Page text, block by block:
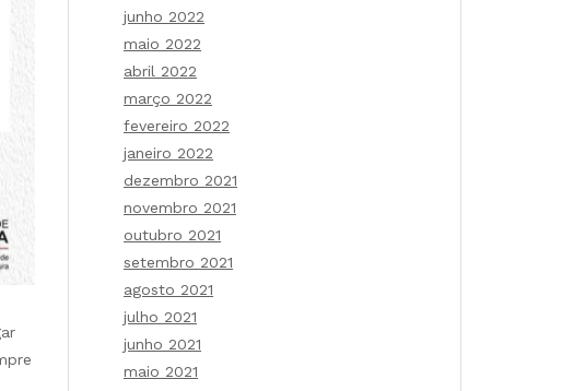
junho 2022
maio 2022
abril 2022
março 2022
fevereiro 2022
janeiro 2022
dezembro 2021
novembro 2021
outubro 2021
setembro 2021
agosto 2021
julho 2021
junho 2021
maio 2021